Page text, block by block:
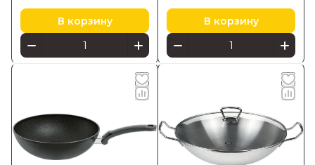
В корзину В корзину